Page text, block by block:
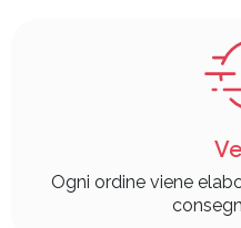
Ogni ordine viene